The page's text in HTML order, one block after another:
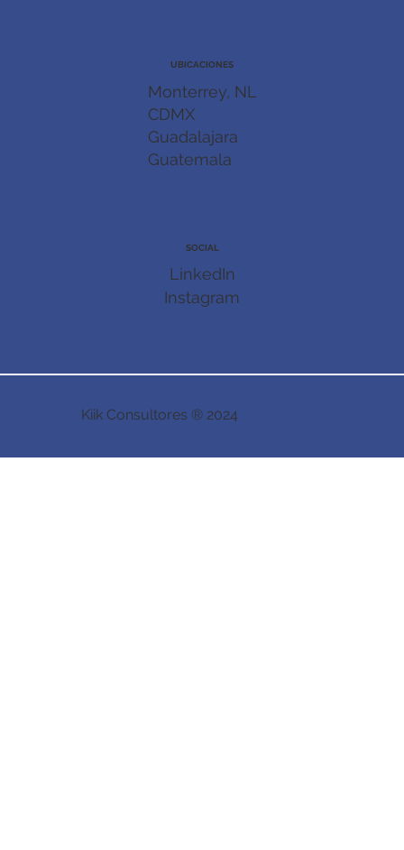
Monterrey, NL
CDMX
Guadalajara
Guatemala
UBICACIONES
LinkedIn
SOCIAL
Instagram
Kiik Consultores ® 2024